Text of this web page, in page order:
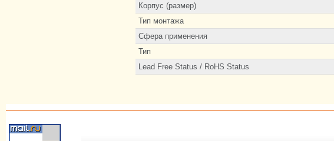
Корпус (размер)
Тип монтажа
Сфера применения
Тип
Lead Free Status / RoHS Status